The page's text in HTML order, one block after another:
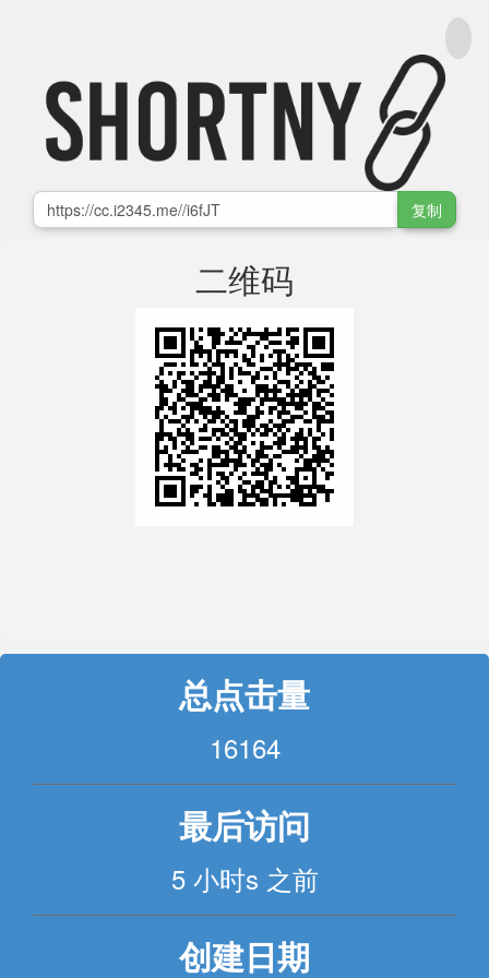
复制
二维码
总点击量
16164
最后访问
5 小时s 之前
创建日期